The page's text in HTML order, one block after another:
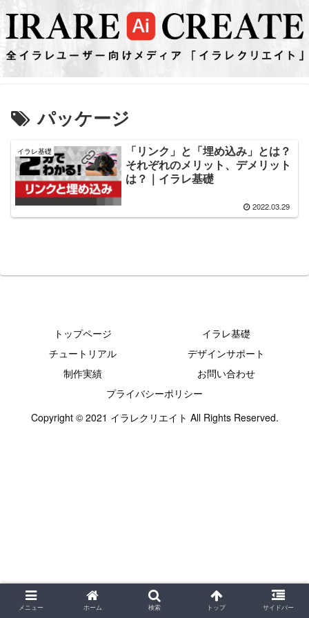
パッケージ
イラレ基礎
「リンク」と「埋め込み」とは？
それぞれのメリット、デメリット
は？｜イラレ基礎
2022.03.29
トップページ
イラレ基礎
チュートリアル
デザインサポート
制作実績
お問い合わせ
プライバシーポリシー
Copyright © 2021 イラレクリエイト All Rights Reserved.
メニュー ホーム 検索 トップ サイドバー